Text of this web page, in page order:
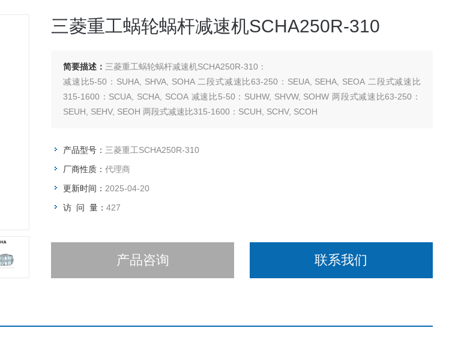
三菱重工蜗轮蜗杆减速机SCHA250R-310
简要描述： 三菱重工蜗轮蜗杆减速机SCHA250R-310：
减速比5-50：SUHA, SHVA, SOHA 二段式减速比63-250：SEUA, SEHA, SEOA 二段式减速比
315-1600：SCUA, SCHA, SCOA 减速比5-50：SUHW, SHVW, SOHW 两段式减速比63-250：
SEUH, SEHV, SEOH 两段式减速比315-1600：SCUH, SCHV, SCOH
产品型号： 三菱重工SCHA250R-310
厂商性质： 代理商
更新时间： 2025-04-20
访 问 量： 427
产品咨询 联系我们